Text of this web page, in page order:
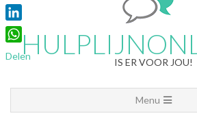
IS ER VOOR JOU!
Navigation
Menu
Twitter
LinkedIn
WhatsApp
Delen